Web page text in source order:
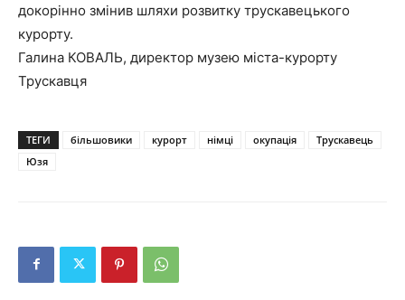
докорінно змінив шляхи розвитку трускавецького
курорту.
Галина КОВАЛЬ, директор музею міста-курорту
Трускавця
ТЕГИ більшовики курорт німці окупація
Трускавець
Юзя